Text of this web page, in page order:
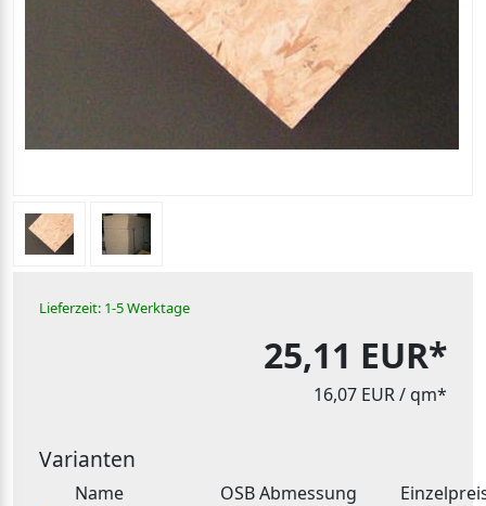
Lieferzeit: 1-5 Werktage
25,11 EUR*
16,07 EUR/ qm*
Varianten
Name OSB Abmessung